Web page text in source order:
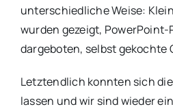
unterschiedliche Weise:
wurden gezeigt,
dargeboten, selbst gekochte
Letztendlich konnten sich
lassen und wir sind wieder